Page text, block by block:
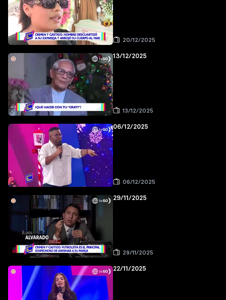
20/12/2025
13/12/2025
13/12/2025
06/12/2025
06/12/2025
29/11/2025
29/11/2025
22/11/2025